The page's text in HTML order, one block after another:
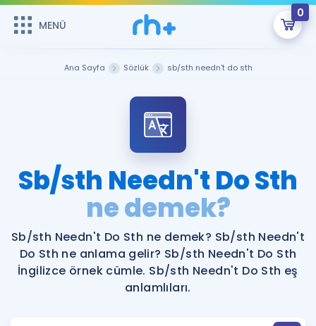
MENÜ
0
Şifremi Hatırlamıyorum
Sepetin Şu An Boş.
Remzi Hoca ile seni sınava hazırlayacak onlarca eğitim seni
bekliyor!
MENÜ
Kitaplar ve Kaynaklar
Katılımcı Görüşleri
Faydalı Araçlar
Ücretsiz Kaynaklar
Blog
İngilizce Gramer
Kariyer
Ana Sayfa Sözlük sb/sth needn't do sth
Sb/sth Needn't Do Sth
ne demek?
Sb/sth Needn't Do Sth ne demek? Sb/sth Needn't
Do Sth ne anlama gelir? Sb/sth Needn't Do Sth
İngilizce örnek cümle. Sb/sth Needn't Do Sth eş
anlamlıları.